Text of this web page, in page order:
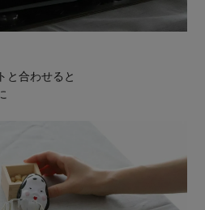
と合わせると